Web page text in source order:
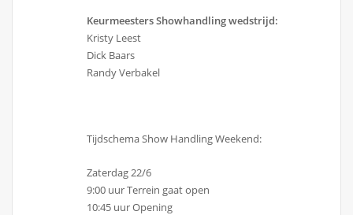
Keurmeesters Showhandling wedstrijd:
Kristy Leest
Dick Baars
Randy Verbakel
Tijdschema Show Handling Weekend:
Zaterdag 22/6
9:00 uur Terrein gaat open
10:45 uur Opening